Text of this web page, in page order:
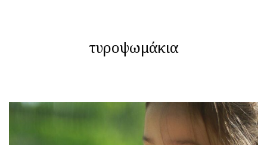
τυροψωμάκια